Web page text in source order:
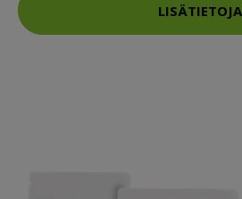
LISÄTIETOJA